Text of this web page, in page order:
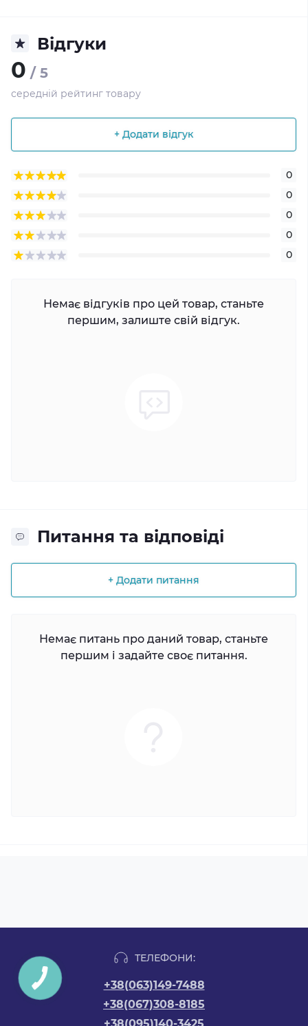
Відгуки
0 / 5
середній рейтинг товару
+ Додати відгук
0
0
0
0
0
Немає відгуків про цей товар, станьте
першим, залиште свій відгук.
Питання та відповіді
+ Додати питання
Немає питань про даний товар, станьте
першим і задайте своє питання.
ТЕЛЕФОНИ:
+38(063)149-7488
+38(067)308-8185